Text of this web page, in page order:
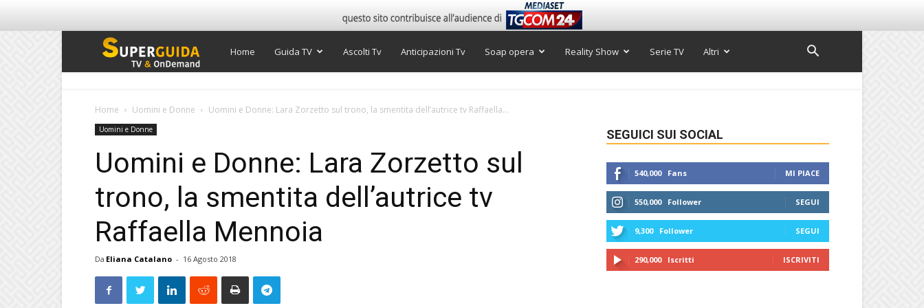
Super
Home Guida TV Ascolti Tv Anticipazioni Tv Soap opera Reality Show Serie TV Altri
Home Uomini e Donne Uomini e Donne: Lara Zorzetto sul trono, la smentita dell’autrice tv Raffaella...
Uomini e Donne
Uomini e Donne: Lara Zorzetto sul
trono, la smentita dell’autrice tv
Raffaella Mennoia
Da Eliana Catalano - 16 Agosto 2018
SEGUICI SUI SOCIAL
540,000 Fans MI PIACE
550,000 Follower SEGUI
9,300 Follower SEGUI
290,000 Iscritti ISCRIVITI